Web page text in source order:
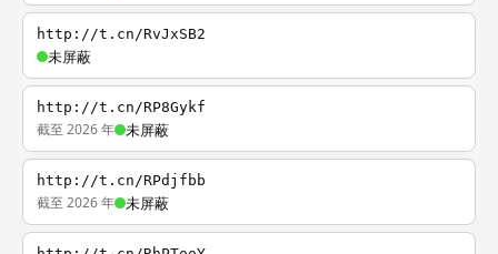
http://t.cn/RvJxSB2
未屏蔽
http://t.cn/RP8Gykf
截至 2026 年 未屏蔽
http://t.cn/RPdjfbb
截至 2026 年 未屏蔽